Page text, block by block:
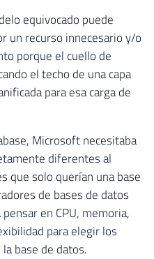
equivocado puede
un recurso innecesario y/o
porque el cuello de
el techo de una capa
para esa carga de
Microsoft necesitaba
diferentes al
que solo querían una base
de bases de datos
en CPU, memoria,
para elegir los
base de datos.